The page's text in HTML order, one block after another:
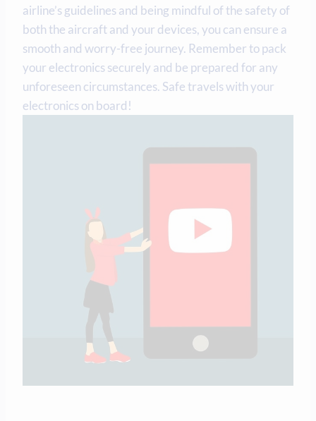
airline’s guidelines and being mindful of the safety of
both the aircraft and your devices, you can ensure a
smooth and worry-free journey. Remember to pack
your electronics securely and be prepared for any
unforeseen circumstances. Safe travels with your
electronics on board!